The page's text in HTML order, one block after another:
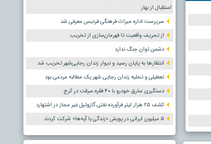
استقبال از بهار
سرپرست اداره میراث فرهنگی فردیس معرفی شد
از تحریف واقعیت تا قهرمان‌سازی از تخریب
دشمن توان جنگ ندارد
انتظارها به پایان رسید و دیوار زندان رجایی‌شهر تخریب شد
تعطیلی و تخلیه زندان رجایی شهر یک مطالبه مردمی بود
دستگیری سارق خودرو با ۴۰ فقره سرقت در کرج
کشف ۲۵ هزار لیتر فرآورده نفتی گازوئیل غیر مجاز در اشتهارد
۵ میلیون ایرانی در پویش «زندگی با آیه‌ها» شرکت کردند